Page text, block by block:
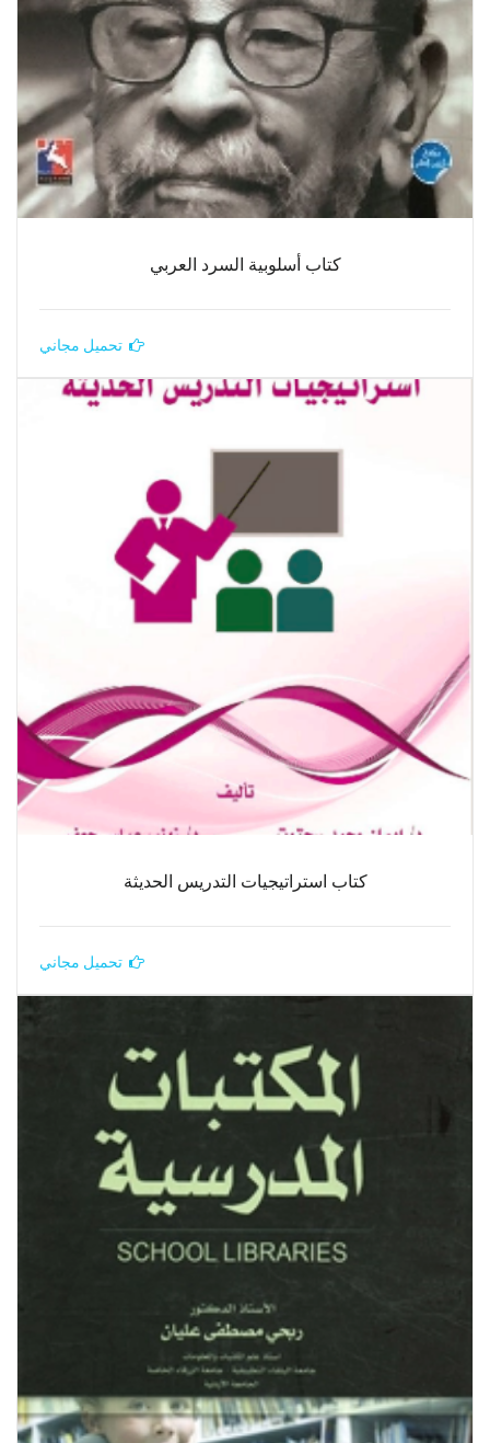
كتاب أسلوبية السرد العربي
تحميل مجاني
كتاب استراتيجيات التدريس الحديثة
تحميل مجاني